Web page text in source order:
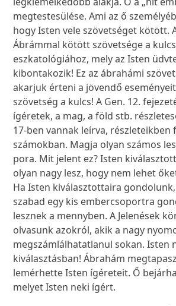
megtestesülése. Ami az ő
hogy Isten vele szövetséget kötött.
Ábrámmal kötött szövetsége a
eszkatológiához, mely az Isten
kibontakozik! Ez az ábrahámi
akarjuk érteni a jövendő
szövetség a kulcs! A Gen. 12.
ígéretek, a mag, a föld stb.
17-ben vannak leírva, részleteikben
számokban. Magja olyan számos
pora. Mit jelent ez? Isten
olyan nagy lesz, hogy nem lehet
Ha Isten kiválasztottaira
szabad egy kis embercsoportra
lesznek a mennyben. A Jelenések
olvasunk azokról, akik a nagy
megszámlálhatatlanul sokan. Isten
kiválasztásban! Ábrahám
lemérhette Isten ígéreteit. Ő
melyet Isten neki ígért.